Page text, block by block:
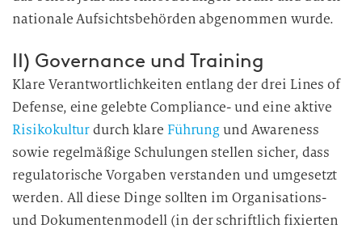
nationale Aufsichtsbehörden abgenommen wurde.
II) Governance und Training
Klare Verantwortlichkeiten entlang der drei Lines of
Defense, eine gelebte Compliance- und eine aktive
Risikokulturdurch klare Führungund Awareness
sowie regelmäßige Schulungen stellen sicher, dass
regulatorische Vorgaben verstanden und umgesetzt
werden. All diese Dinge sollten im Organisations-
und Dokumentenmodell (in der schriftlich fixierten